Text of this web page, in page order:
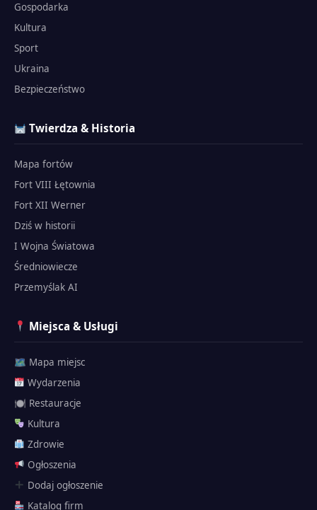
Gospodarka
Kultura
Sport
Ukraina
Bezpieczeństwo
Twierdza & Historia
Mapa fortów
Fort VIII Łętownia
Fort XII Werner
Dziś w historii
I Wojna Światowa
Średniowiecze
Przemyślak AI
Miejsca & Usługi
🗺 Mapa miejsc
Wydarzenia
🍽 Restauracje
Kultura
Zdrowie
Ogłoszenia
Dodaj ogłoszenie
Katalog firm